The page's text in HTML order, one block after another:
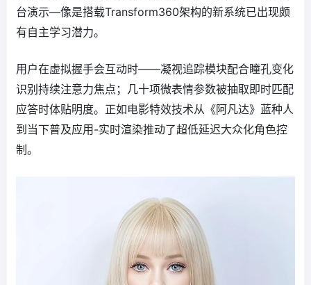
台演示—像是搭载Transform360架构的新系统已出现颇
有自主学习潜力。
用户在虚拟握手会互动时——凝视追踪模块配合瞳孔变化
识别持续注意力焦点；几十项微表情参数被抽取即时匹配
应答时体贴明度。正如电影特效技术从《阿凡达》蓝种人
到当下普及应用-实时渲染推动了超低延迟大众化角色控
制。